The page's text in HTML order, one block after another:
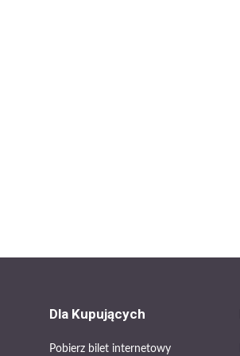
Dla Kupujących
Pobierz bilet internetowy